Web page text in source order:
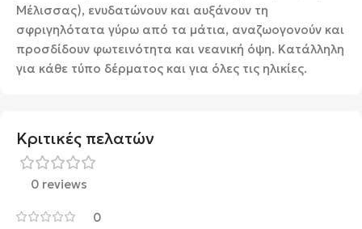
Μέλισσας), ενυδατώνουν και αυξάνουν τη
σφριγηλότατα γύρω από τα μάτια, αναζωογονούν και
προσδίδουν φωτεινότητα και νεανική όψη. Κατάλληλη
για κάθε τύπο δέρματος και για όλες τις ηλικίες.
Κριτικές πελατών
0 reviews
0